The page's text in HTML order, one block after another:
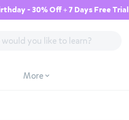
- 30% Off + 7 Days Free Trial
More